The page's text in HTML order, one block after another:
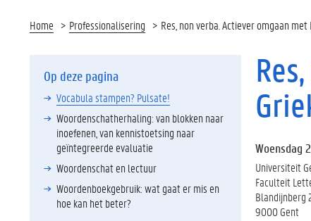
Home Professionalisering Res, non verba. Actiever omgaan
Op deze pagina
Vocabula stampen? Pulsate!
Woordenschatherhaling: van blokken naar
inoefenen, van kennistoetsing naar
geïntegreerde evaluatie
Woordenschat en lectuur
Woordenboekgebruik: wat gaat er mis en
hoe kan het beter?
Woensdag
Universiteit
Faculteit
Blandijnberg
9000 Gent